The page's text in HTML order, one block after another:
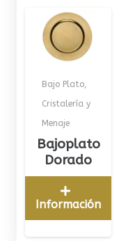
Bajo Plato
Cristalería y
Menaje
Bajoplato
Dorado
Información